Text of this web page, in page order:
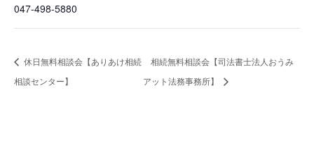
047-498-5880
休日無料相談会【ありあけ相続
相談センター】
相続無料相談会【司法書士法人おうみ
アット法務事務所】